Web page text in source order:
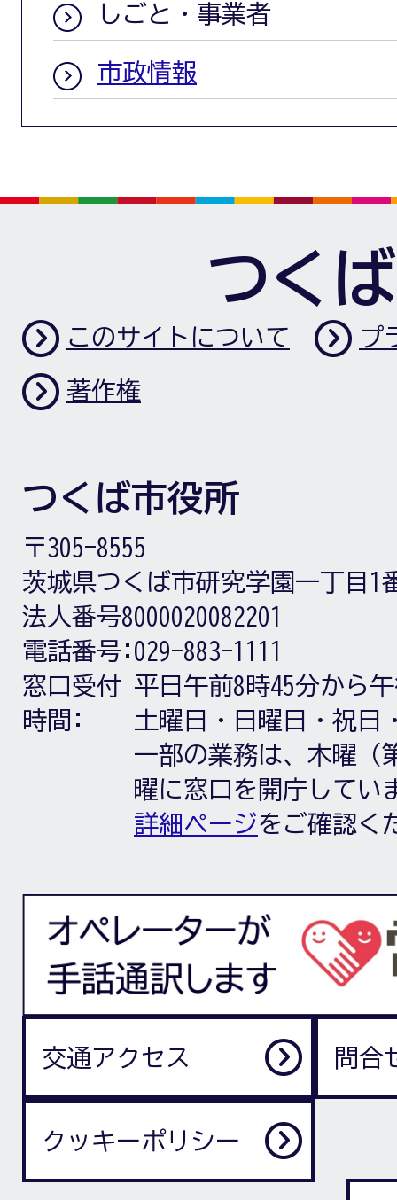
しごと・事業者
市政情報
つく
このサイトについて プ
著作権
つくば市役所
〒305-8555
茨城県つくば市研究学園一丁目1
法人番号8000020082201
電話番号: 029-883-1111
窓口受付
時間:
平日午前8時45分から
土曜日・日曜日・祝日
一部の業務は、木曜（
曜に窓口を開庁してい
詳細ページをご確認く
交通アクセス 問合
クッキーポリシー